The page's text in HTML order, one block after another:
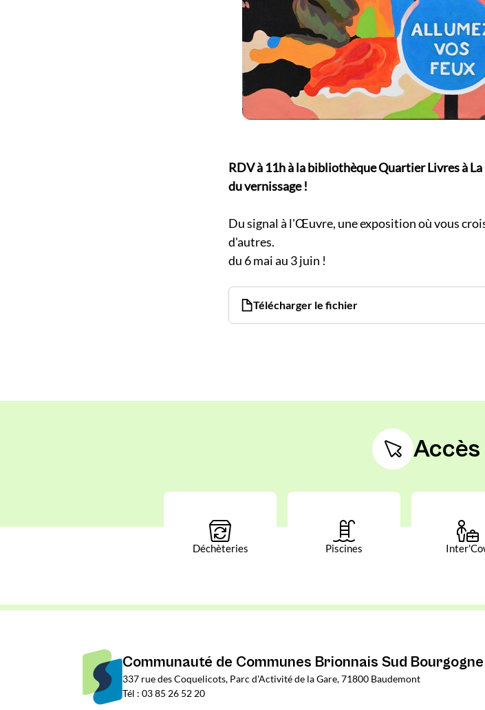
RDV à 11h à la bibliothèque Quartier Livres à
du vernissage !
Du signal à l'Œuvre, une exposition où vous
d'autres.
du 6 mai au 3 juin !
Télécharger le fichier
Accès
Déchèteries Piscines
Communauté de Communes Brionnais Sud Bourgogne
337 rue des Coquelicots, Parc d'Activité de la Gare, 71800 Baudemont
Tél : 03 85 26 52 20